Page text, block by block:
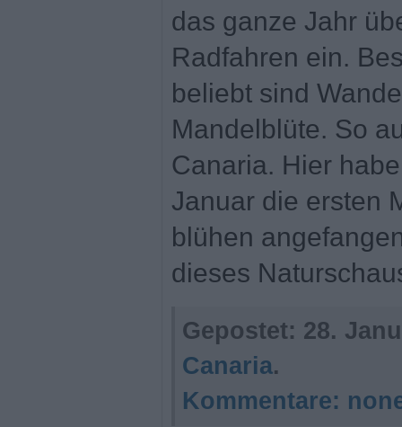
das ganze Jahr
Radfahren ein.
beliebt sind
Mandelblüte. So
Canaria. Hier
Januar die ersten
blühen
dieses
Gepostet: 28.
Canaria.
Kommentare: